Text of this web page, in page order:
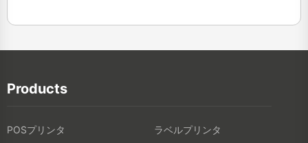
Products
POSプリンタ
ラベルプリンタ